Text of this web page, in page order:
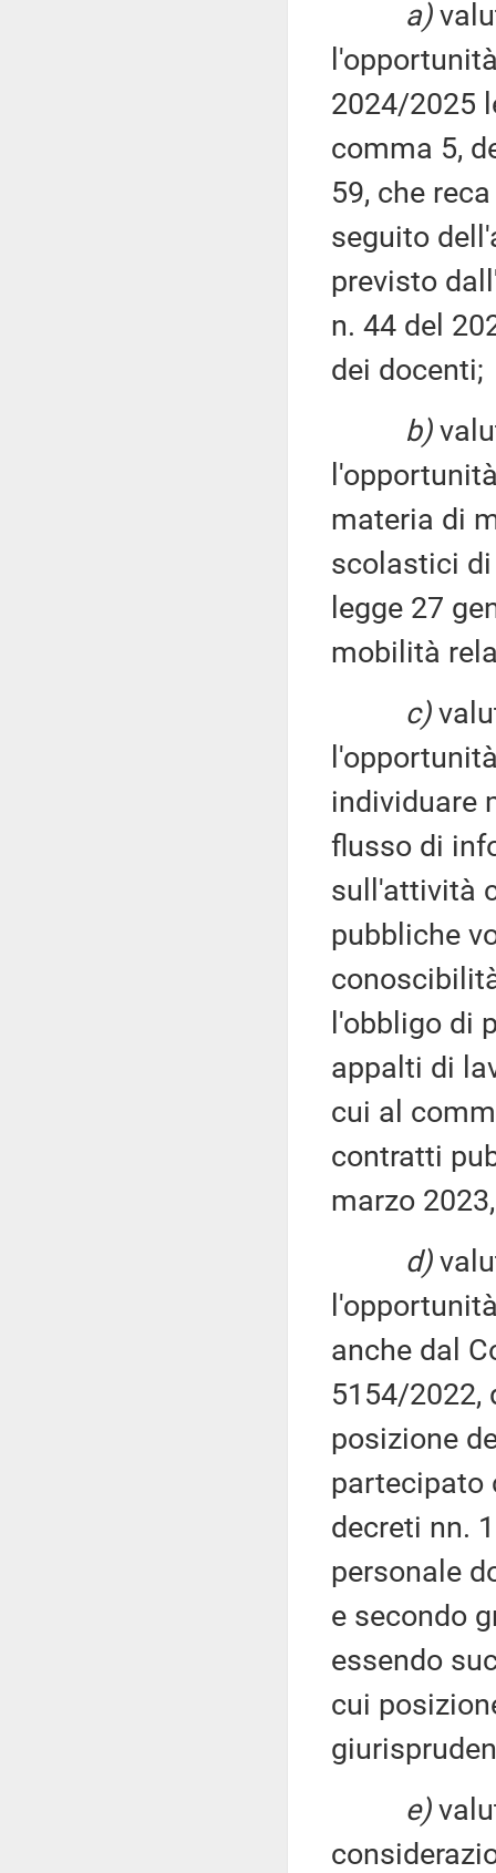
a)
2024/2025
comma 5,
59, che
seguito
previsto
n. 44 del
dei docenti;
b)
materia di
scolastici
legge 27
mobilità
c)
individuare
flusso di
sull'attività
pubbliche
l'obbligo di
appalti di
cui al
contratti
marzo
d)
anche dal
5154/2022,
posizione
partecipato
decreti nn.
personale
e secondo
essendo
cui
e)